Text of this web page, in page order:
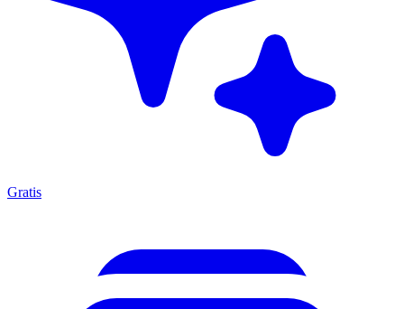
Gratis